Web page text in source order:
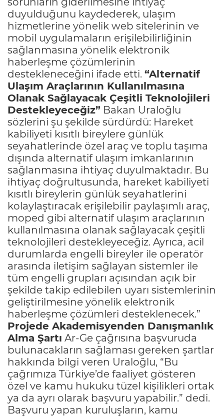
duyulduğunu kaydederek, ulaşım
hizmetlerine yönelik web sitelerinin ve
mobil uygulamaların erişilebilirliğinin
sağlanmasına yönelik elektronik
haberleşme çözümlerinin
destekleneceğini ifade etti. “Alternatif
Ulaşım Araçlarının Kullanılmasına
Olanak Sağlayacak Çeşitli Teknolojileri
Destekleyeceğiz” Bakan Uraloğlu
sözlerini şu şekilde sürdürdü: Hareket
kabiliyeti kısıtlı bireylere günlük
seyahatlerinde özel araç ve toplu taşıma
dışında alternatif ulaşım imkanlarının
sağlanmasına ihtiyaç duyulmaktadır. Bu
ihtiyaç doğrultusunda, hareket kabiliyeti
kısıtlı bireylerin günlük seyahatlerini
kolaylaştıracak erişilebilir paylaşımlı araç,
moped gibi alternatif ulaşım araçlarının
kullanılmasına olanak sağlayacak çeşitli
teknolojileri destekleyeceğiz. Ayrıca, acil
durumlarda engelli bireyler ile operatör
arasında iletişim sağlayan sistemler ile
tüm engelli grupları açısından açık bir
şekilde takip edilebilen uyarı sistemlerinin
geliştirilmesine yönelik elektronik
haberleşme çözümleri desteklenecek.”
Projede Akademisyenden Danışmanlık
Alma Şartı Ar-Ge çağrısına başvuruda
bulunacakların sağlaması gereken şartlar
hakkında bilgi veren Uraloğlu, “Bu
çağrımıza Türkiye’de faaliyet gösteren
özel ve kamu hukuku tüzel kişilikleri ortak
ya da ayrı olarak başvuru yapabilir.” dedi.
Başvuru yapan kuruluşların, kamu